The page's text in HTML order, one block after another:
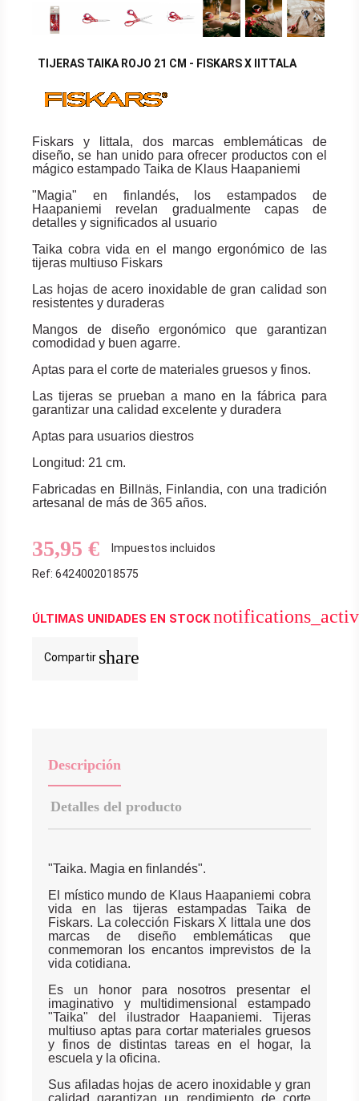
TIJERAS TAIKA ROJO 21 CM - FISKARS X IITTALA
Fiskars y littala, dos marcas emblemáticas de
diseño, se han unido para ofrecer productos con el
mágico estampado Taika de Klaus Haapaniemi
"Magia" en finlandés, los estampados de
Haapaniemi revelan gradualmente capas de
detalles y significados al usuario
Taika cobra vida en el mango ergonómico de las
tijeras multiuso Fiskars
Las hojas de acero inoxidable de gran calidad son
resistentes y duraderas
Mangos de diseño ergonómico que garantizan
comodidad y buen agarre.
Aptas para el corte de materiales gruesos y finos.
Las tijeras se prueban a mano en la fábrica para
garantizar una calidad excelente y duradera
Aptas para usuarios diestros
Longitud: 21 cm.
Fabricadas en Billnäs, Finlandia, con una tradición
artesanal de más de 365 años.
35,95 €
Impuestos incluidos
Ref: 6424002018575
ÚLTIMAS UNIDADES EN STOCK
Compartir share
Descripción
Detalles del producto
"Taika. Magia en finlandés".
El místico mundo de Klaus Haapaniemi cobra
vida en las tijeras estampadas Taika de
Fiskars. La colección Fiskars X littala une dos
marcas de diseño emblemáticas que
conmemoran los encantos imprevistos de la
vida cotidiana.
Es un honor para nosotros presentar el
imaginativo y multidimensional estampado
"Taika" del ilustrador Haapaniemi. Tijeras
multiuso aptas para cortar materiales gruesos
y finos de distintas tareas en el hogar, la
escuela y la oficina.
Sus afiladas hojas de acero inoxidable y gran
calidad garantizan un rendimiento de corte